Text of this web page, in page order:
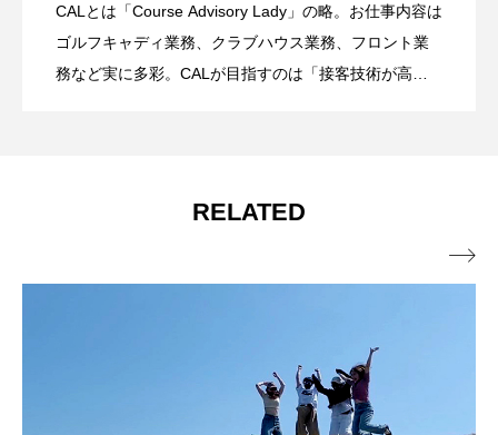
CALとは「Course Advisory Lady」の略。お仕事内容は
ゴルフキャディ業務、クラブハウス業務、フロント業
務など実に多彩。CALが目指すのは「接客技術が高
2022.08.29 新生活特集！CALの寮はほとんどが単身
RELATED
